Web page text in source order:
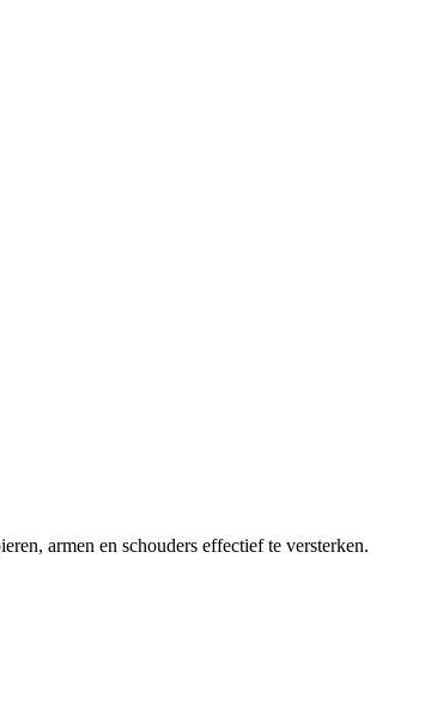
armen en schouders effectief te versterken.